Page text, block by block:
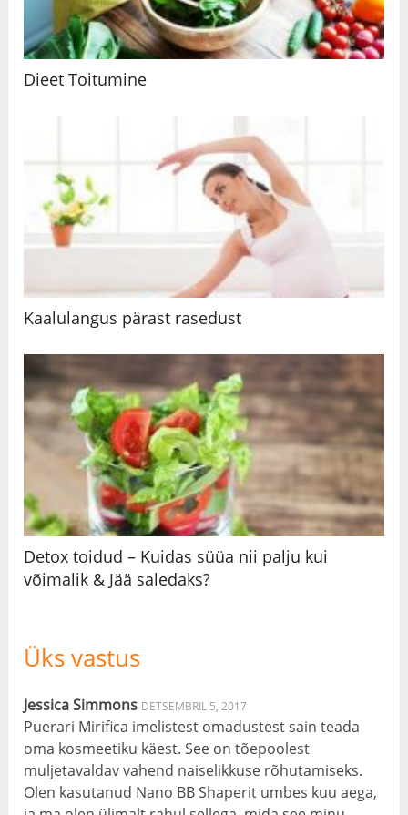
Dieet Toitumine
Kaalulangus pärast rasedust
Detox toidud – Kuidas süüa nii palju kui
võimalik & Jää saledaks?
Üks vastus
Jessica Simmons DETSEMBRIL 5, 2017
Puerari Mirifica imelistest omadustest sain teada
oma kosmeetiku käest. See on tõepoolest
muljetavaldav vahend naiselikkuse rõhutamiseks.
Olen kasutanud Nano BB Shaperit umbes kuu aega,